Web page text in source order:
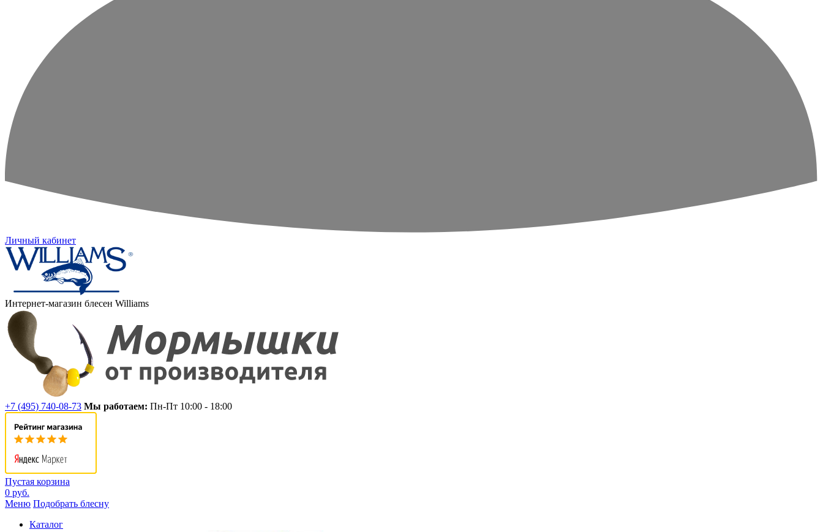
Личный кабинет
Интернет-магазин блесен Williams
+7 (495) 740-08-73 Мы работаем: Пн-Пт 10:00 - 18:00
Пустая корзина
0 руб.
Меню Подобрать блесну
Каталог